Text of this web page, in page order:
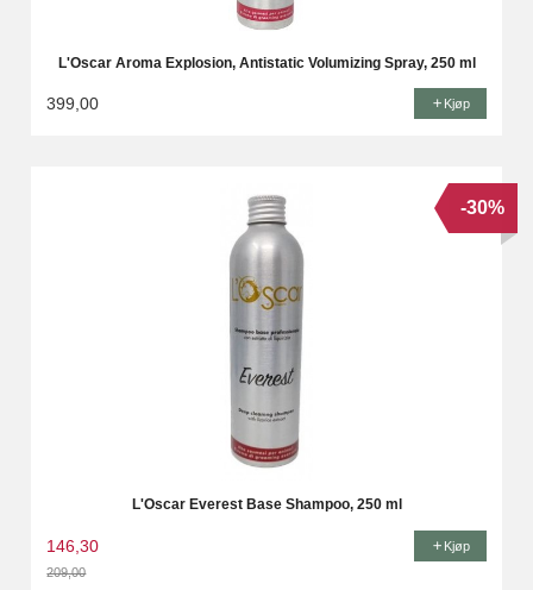
L'Oscar Aroma Explosion, Antistatic Volumizing Spray, 250 ml
399,00 Kjøp
L'Oscar Everest Base Shampoo, 250 ml
146,30
209,00
-30%
Kjøp